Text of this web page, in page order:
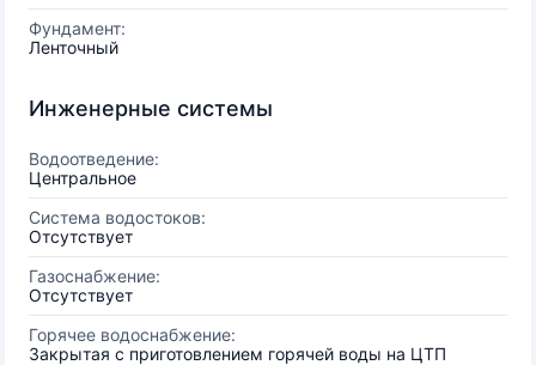
Фундамент:
Ленточный
Инженерные системы
Водоотведение:
Центральное
Система водостоков:
Отсутствует
Газоснабжение:
Отсутствует
Горячее водоснабжение:
Закрытая с приготовлением горячей воды на ЦТП